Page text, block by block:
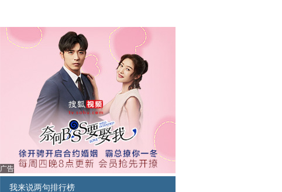
破产姐妹6-正在热播
女超人2-正在热播
广告
我来说两句排行榜